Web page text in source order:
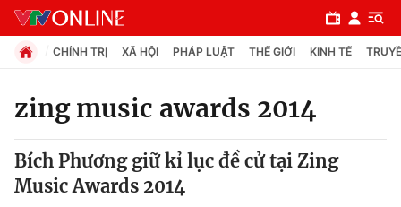
Chuyên mục
Chính trị
CHÍNH TRỊ XÃ HỘI PHÁP LUẬT THẾ GIỚI KINH TẾ
zing music awards 2014
Bích Phương giữ kỉ lục đề cử tại Zing
Music Awards 2014